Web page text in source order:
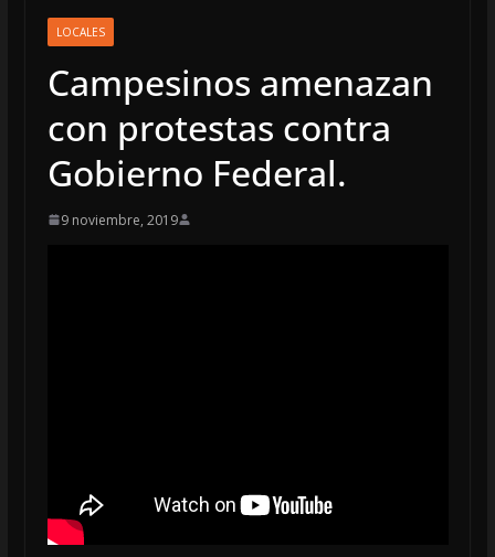
LOCALES
Campesinos amenazan
con protestas contra
Gobierno Federal.
9 noviembre, 2019